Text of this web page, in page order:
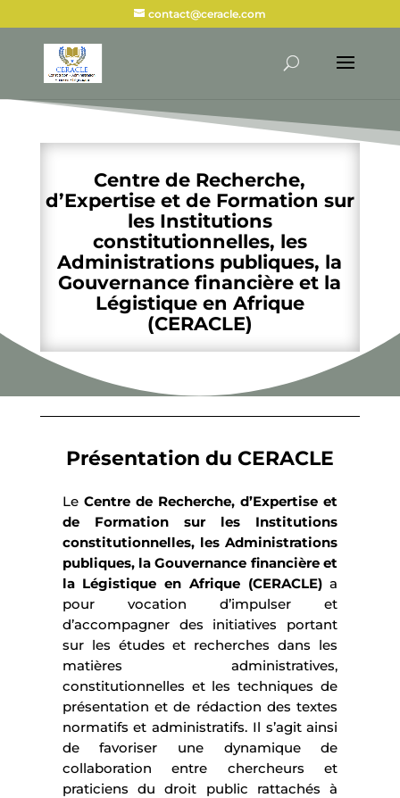
contact@ceracle.com
Centre de Recherche,
d’Expertise et de Formation sur
les Institutions
constitutionnelles, les
Administrations publiques, la
Gouvernance financière et la
Légistique en Afrique
(CERACLE)
Présentation du CERACLE
Le Centre de Recherche, d’Expertise et
de Formation sur les Institutions
constitutionnelles, les Administrations
publiques, la Gouvernance financière et
la Légistique en Afrique (CERACLE)a
pour vocation d’impulser et
d’accompagner des initiatives portant
sur les études et recherches dans les
matières administratives,
constitutionnelles et les techniques de
présentation et de rédaction des textes
normatifs et administratifs. Il s’agit ainsi
de favoriser une dynamique de
collaboration entre chercheurs et
praticiens du droit public rattachés à